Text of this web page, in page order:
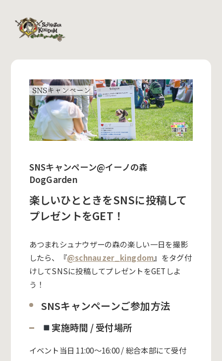
SNSキャンペーン@イーノの森
DogGarden
楽しいひとときをSNSに投稿して
プレゼントをGET！
あつまれシュナウザーの森の楽しい一日を撮影
したら、『@schnauzer_kingdom』 をタグ付
けしてSNSに投稿してプレゼントをGETしよ
う！
SNSキャンペーンご参加方法
実施時間 / 受付場所
イベント当日 11:00〜16:00 / 総合本部にて受付